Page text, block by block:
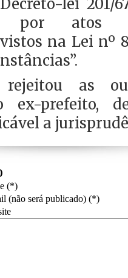
lei 201/
por atos
na Lei nº
rejeitou as
ex-prefeito,
a
(*)
(não será publicado) (*)